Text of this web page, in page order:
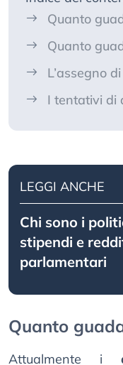
Quanto
Quanto
L’assegno
I tentativi di
LEGGI ANCHE
Chi sono i
stipendi e
parlamentari
Quanto
Attualmente i